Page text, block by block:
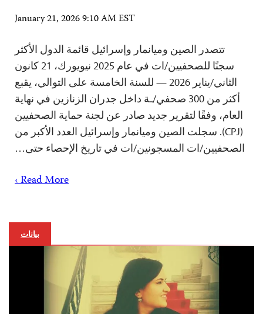
January 21, 2026 9:10 AM EST
تتصدر الصين وميانمار وإسرائيل قائمة الدول الأكثر
سجنًا للصحفيين/ات في عام 2025 نيويورك، 21 كانون
الثاني/يناير 2026 — للسنة الخامسة على التوالي، يقبع
أكثر من 300 صحفي/ـة داخل جدران الزنازين في نهاية
العام، وفقًا لتقرير جديد صادر عن لجنة حماية الصحفيين
(CPJ). سجلت الصين وميانمار وإسرائيل العدد الأكبر من
الصحفيين/ات المسجونين/ات في تاريخ الإحصاء حتى…
Read More ›
بيانات